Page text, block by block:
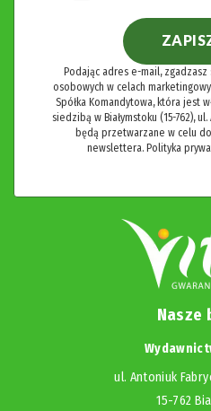
Podając adres e-mail,
osobowych w celach
Spółka Komandytowa, która jest
siedzibą w Białymstoku (15-762),
będą przetwarzane w celu
newslettera. Polityka
Nasze
ul. Antoniuk
15-762